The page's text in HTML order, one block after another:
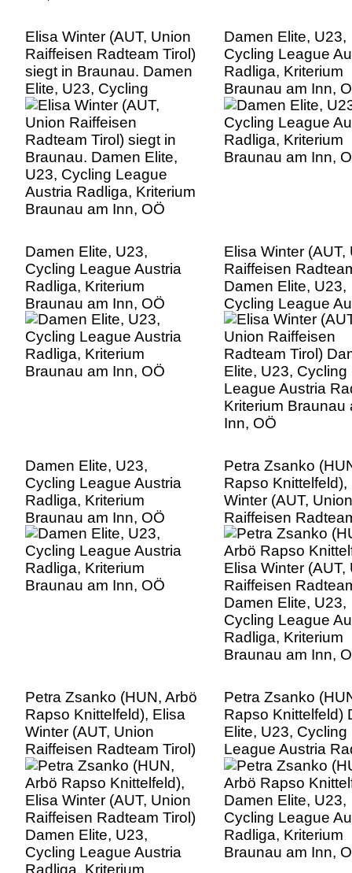
Elisa Winter (AUT, Union
Raiffeisen Radteam Tirol)
siegt in Braunau. Damen
Elite, U23, Cycling
League Austria Radliga,
Kriterium Braunau am
Inn, OÖ
Damen Elite, U23,
Cycling League
Radliga, Kriterium
Braunau am Inn,
Damen Elite, U23,
Cycling League Austria
Radliga, Kriterium
Braunau am Inn, OÖ
Elisa Winter (AUT,
Raiffeisen
Damen Elite, U23,
Cycling League
Radliga, Kriterium
Braunau am Inn,
Damen Elite, U23,
Cycling League Austria
Radliga, Kriterium
Braunau am Inn, OÖ
Petra Zsanko
Rapso Knittelfeld),
Winter (AUT, Union
Raiffeisen
Damen Elite, U23,
Cycling League
Radliga, Kriterium
Braunau am Inn,
Petra Zsanko (HUN, Arbö
Rapso Knittelfeld), Elisa
Winter (AUT, Union
Raiffeisen Radteam Tirol)
Damen Elite, U23,
Cycling League Austria
Radliga, Kriterium
Braunau am Inn, OÖ
Petra Zsanko
Rapso Knittelfeld)
Elite, U23, Cycling
League Austria
Kriterium Braunau
Inn, OÖ